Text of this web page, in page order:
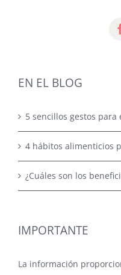
EN EL BLOG
5 sencillos gestos
4 hábitos alimenticios
¿Cuáles son los
IMPORTANTE
La información